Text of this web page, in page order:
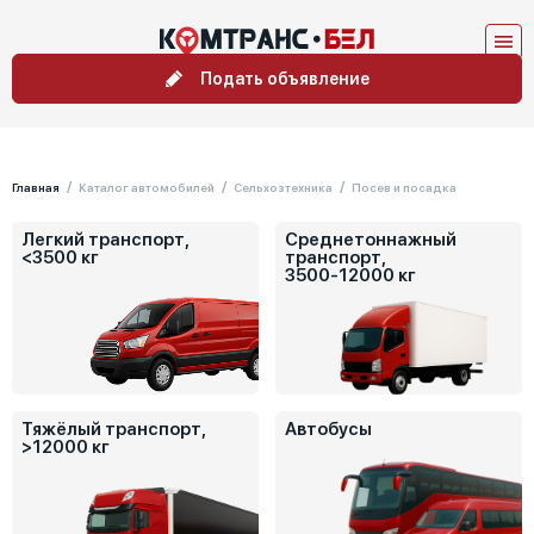
Подать объявление
Главная Каталог автомобилей Сельхозтехника Посев и посадка
Легкий транспорт,
<3500 кг
Среднетоннажный
транспорт,
3500-12000 кг
Тяжёлый транспорт,
>12000 кг
Автобусы